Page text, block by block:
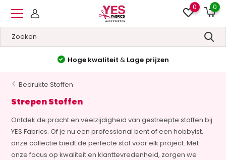
0 0
Hoge kwaliteit & Lage prijzen
Bedrukte Stoffen
Strepen Stoffen
Ontdek de pracht en veelzijdigheid van gestreepte stoffen bij
YES Fabrics. Of je nu een professional bent of een hobbyist,
onze collectie biedt de perfecte stof voor elk project. Met
onze focus op kwaliteit en klanttevredenheid, zorgen we